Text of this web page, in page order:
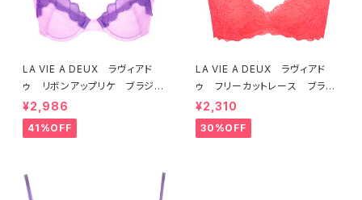
LA VIE A DEUX ラヴィアド
ゥ リボンアップリケ ブラジャ
ー（ラベンダー） 22293 SA
LE セール 送料無料
¥2,986
41%OFF
LA VIE A DEUX ラヴィアド
ゥ フリーカットレース ブラレ
ット ソフトブラ（トマトレッド）2
2457 SALE 送料無料
¥2,310
30%OFF